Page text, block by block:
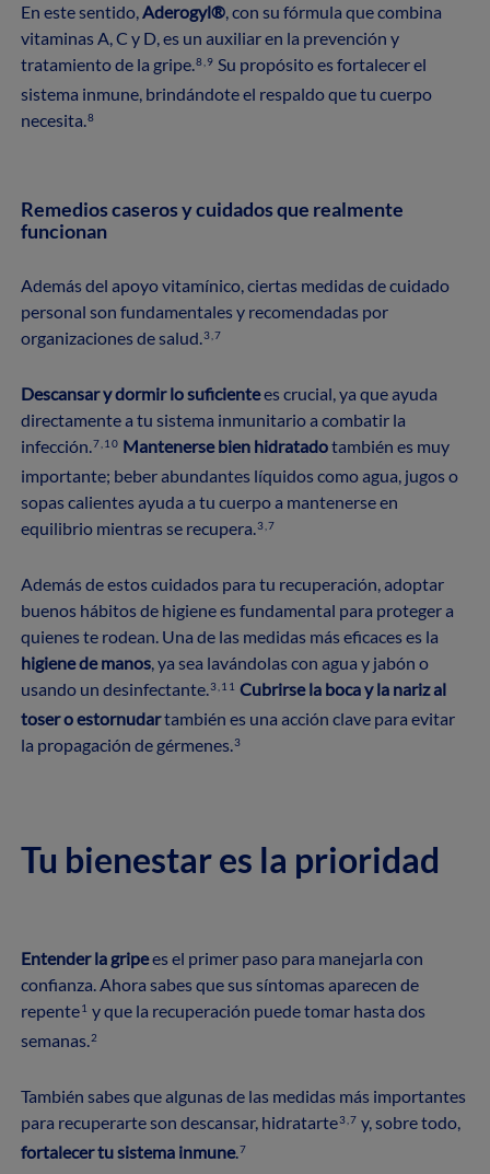
En este sentido,Aderogyl®, con su fórmula que combina
vitaminas A, C y D, es un auxiliar en la prevención y
tratamiento de la gripe.8,9 Su propósito es fortalecer el
sistema inmune, brindándote el respaldo que tu cuerpo
necesita.8
Remedios caseros y cuidados que realmente
funcionan
Además del apoyo vitamínico, ciertas medidas de cuidado
personal son fundamentales y recomendadas por
organizaciones de salud.3,7
Descansar y dormir lo suficientees crucial, ya que ayuda
directamente a tu sistema inmunitario a combatir la
infección.7,10 Mantenerse bien hidratadotambién es muy
importante; beber abundantes líquidos como agua, jugos o
sopas calientes ayuda a tu cuerpo a mantenerse en
equilibrio mientras se recupera.3,7
Además de estos cuidados para tu recuperación, adoptar
buenos hábitos de higiene es fundamental para proteger a
quienes te rodean. Una de las medidas más eficaces es la
higiene de manos, ya sea lavándolas con agua y jabón o
usando un desinfectante.3,11 Cubrirse la boca y la nariz al
toser o estornudartambién es una acción clave para evitar
la propagación de gérmenes.3
Tu bienestar es la prioridad
Entender la gripees el primer paso para manejarla con
confianza. Ahora sabes que sus síntomas aparecen de
repente 1 y que la recuperación puede tomar hasta dos
semanas.2
También sabes que algunas de las medidas más importantes
para recuperarte son descansar, hidratarte3,7 y, sobre todo,
fortalecer tu sistema inmune.7